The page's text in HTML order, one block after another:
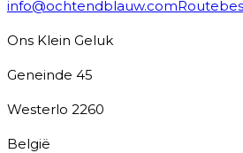
info@ochtendblauw.com
Ons Klein Geluk
Geneinde 45
Westerlo 2260
België